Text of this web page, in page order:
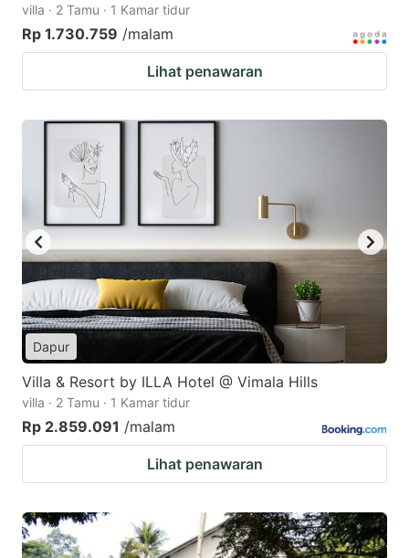
villa · 2 Tamu · 1 Kamar tidur
Rp 1.730.759 /malam
Lihat penawaran
Dapur
Villa & Resort by ILLA Hotel @ Vimala Hills
villa · 2 Tamu · 1 Kamar tidur
Rp 2.859.091 /malam
Lihat penawaran